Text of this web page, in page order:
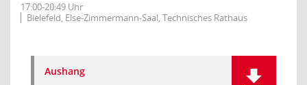
17:00-20:49 Uhr
Bielefeld, Else-Zimmermann-Saal, Technisches Rathaus
Aushang